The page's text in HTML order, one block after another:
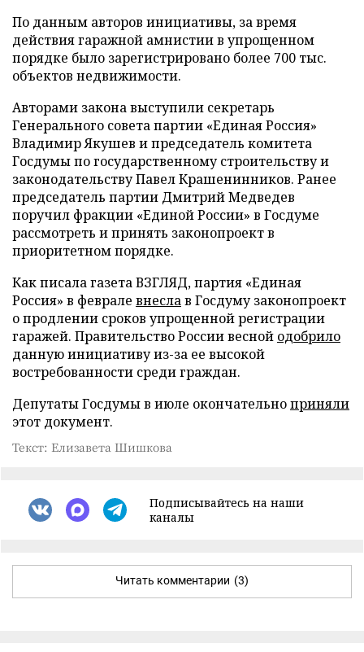
По данным авторов инициативы, за время
действия гаражной амнистии в упрощенном
порядке было зарегистрировано более 700 тыс.
объектов недвижимости.
Авторами закона выступили секретарь
Генерального совета партии «Единая Россия»
Владимир Якушев и председатель комитета
Госдумы по государственному строительству и
законодательству Павел Крашенинников. Ранее
председатель партии Дмитрий Медведев
поручил фракции «Единой России» в Госдуме
рассмотреть и принять законопроект в
приоритетном порядке.
Как писала газета ВЗГЛЯД, партия «Единая
Россия» в феврале внеслав Госдуму законопроект
о продлении сроков упрощенной регистрации
гаражей. Правительство России весной одобрило
данную инициативу из-за ее высокой
востребованности среди граждан.
Депутаты Госдумы в июле окончательноприняли
этот документ.
Текст: Елизавета Шишкова
Подписывайтесь на наши
каналы
Читать комментарии (3)